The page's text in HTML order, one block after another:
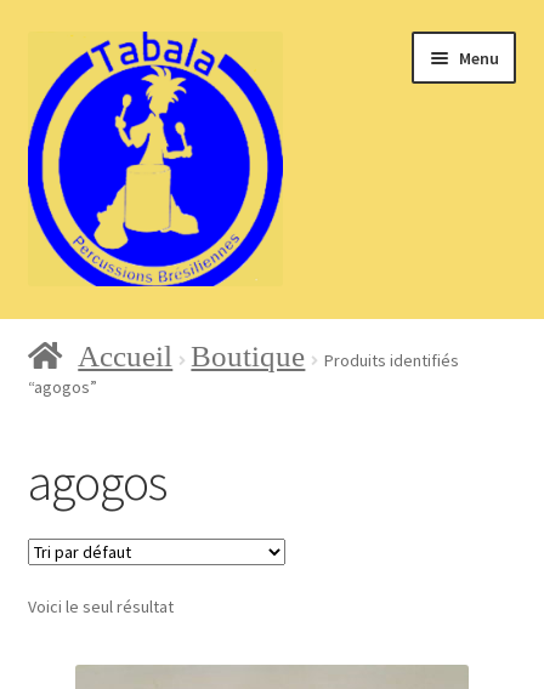
Aller
la
navigation
Aller
au
contenu
Menu
Accueil
Boutique
Accueil Boutique
Produits identifiés
“agogos”
agogos
Voici le seul résultat